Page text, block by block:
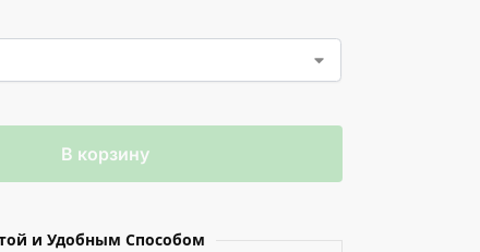
В корзину
и Удобным Способом